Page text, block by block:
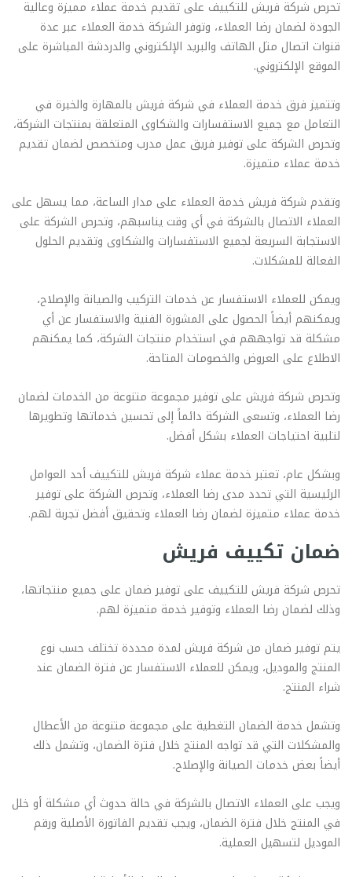
تحرص شركة فريش للتكييف على تقديم خدمة عملاء مميزة وعالية
الجودة لضمان رضا العملاء، وتوفر الشركة خدمة العملاء عبر عدة
قنوات اتصال مثل الهاتف والبريد الإلكتروني والدردشة المباشرة على
الموقع الإلكتروني.
وتتميز فرق خدمة العملاء في شركة فريش بالمهارة والخبرة في
التعامل مع جميع الاستفسارات والشكاوى المتعلقة بمنتجات الشركة،
وتحرص الشركة على توفير فريق عمل مدرب ومتخصص لضمان تقديم
خدمة عملاء متميزة.
وتقدم شركة فريش خدمة العملاء على مدار الساعة، مما يسهل على
العملاء الاتصال بالشركة في أي وقت يناسبهم، وتحرص الشركة على
الاستجابة السريعة لجميع الاستفسارات والشكاوى وتقديم الحلول
الفعالة للمشكلات.
ويمكن للعملاء الاستفسار عن خدمات التركيب والصيانة والإصلاح،
ويمكنهم أيضاً الحصول على المشورة الفنية والاستفسار عن أي
مشكلة قد تواجههم في استخدام منتجات الشركة، كما يمكنهم
الاطلاع على العروض والخصومات المتاحة.
وتحرص شركة فريش على توفير مجموعة متنوعة من الخدمات لضمان
رضا العملاء، وتسعى الشركة دائماً إلى تحسين خدماتها وتطويرها
لتلبية احتياجات العملاء بشكل أفضل.
وبشكل عام، تعتبر خدمة عملاء شركة فريش للتكييف أحد العوامل
الرئيسية التي تحدد مدى رضا العملاء، وتحرص الشركة على توفير
خدمة عملاء متميزة لضمان رضا العملاء وتحقيق أفضل تجربة لهم.
ضمان تكييف فريش
تحرص شركة فريش للتكييف على توفير ضمان على جميع منتجاتها،
وذلك لضمان رضا العملاء وتوفير خدمة متميزة لهم.
يتم توفير ضمان من شركة فريش لمدة محددة تختلف حسب نوع
المنتج والموديل، ويمكن للعملاء الاستفسار عن فترة الضمان عند
شراء المنتج.
وتشمل خدمة الضمان التغطية على مجموعة متنوعة من الأعطال
والمشكلات التي قد تواجه المنتج خلال فترة الضمان، وتشمل ذلك
أيضاً بعض خدمات الصيانة والإصلاح.
ويجب على العملاء الاتصال بالشركة في حالة حدوث أي مشكلة أو خلل
في المنتج خلال فترة الضمان، ويجب تقديم الفاتورة الأصلية ورقم
الموديل لتسهيل العملية.